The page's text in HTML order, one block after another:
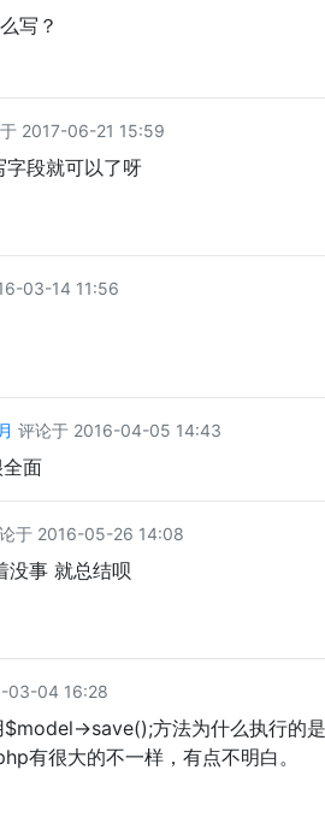
写？
2017-06-21 15:59
段就可以了呀
03-14 11:56
评论于 2016-04-05 14:43
面
于 2016-05-26 14:08
没事 就总结呗
03-04 16:28
>save();方法为什么执行的
有很大的不一样，有点不明白。